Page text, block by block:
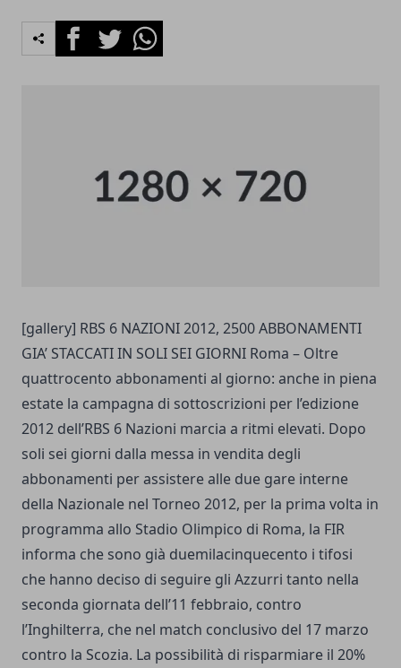
FacebookTwitterWhatsapp
[gallery] RBS 6 NAZIONI 2012, 2500 ABBONAMENTI
GIA’ STACCATI IN SOLI SEI GIORNI Roma – Oltre
quattrocento abbonamenti al giorno: anche in piena
estate la campagna di sottoscrizioni per l’edizione
2012 dell’RBS 6 Nazioni marcia a ritmi elevati. Dopo
soli sei giorni dalla messa in vendita degli
abbonamenti per assistere alle due gare interne
della Nazionale nel Torneo 2012, per la prima volta in
programma allo Stadio Olimpico di Roma, la FIR
informa che sono già duemilacinquecento i tifosi
che hanno deciso di seguire gli Azzurri tanto nella
seconda giornata dell’11 febbraio, contro
l’Inghilterra, che nel match conclusivo del 17 marzo
contro la Scozia. La possibilità di risparmiare il 20%